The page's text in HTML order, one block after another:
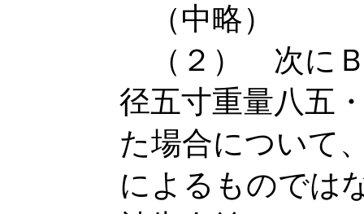
（中略）
（２） 次にＢ
径五寸重量八五
た場合について
によるものでは